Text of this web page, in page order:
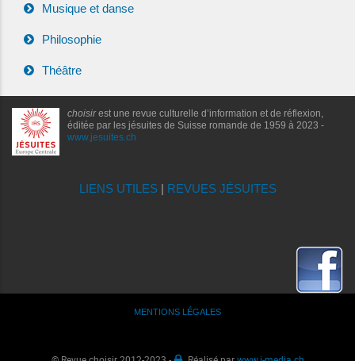
Musique et danse
Philosophie
Théâtre
choisirest une revue culturelle d’information et de réflexion,
éditée par les jésuites de Suisse romande de 1959 à 2023 -
www.jesuites.ch
LIENS UTILES| REVUES JÉSUITES
MENTIONS LÉGALES